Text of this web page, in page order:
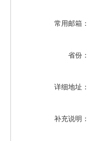
常用邮箱：
省份：
详细地址：
补充说明：